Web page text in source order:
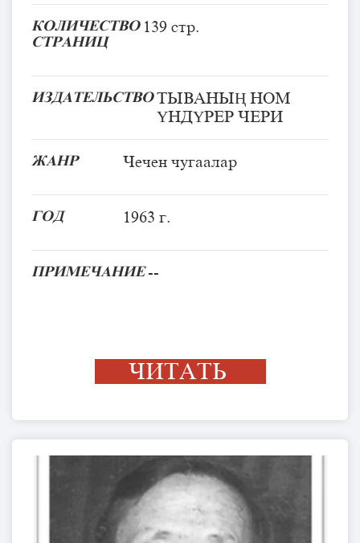
КОЛИЧЕСТВО
СТРАНИЦ
139 стр.
ИЗДАТЕЛЬСТВО ТЫВАНЫҢ НОМ
ҮНДҮРЕР ЧЕРИ
ЖАНР Чечен чугаалар
ГОД 1963 г.
ПРИМЕЧАНИЕ --
ЧИТАТЬ